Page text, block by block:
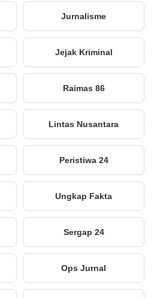
Jurnalisme
Jejak Kriminal
Raimas 86
Lintas Nusantara
Peristiwa 24
Ungkap Fakta
Sergap 24
Ops Jurnal